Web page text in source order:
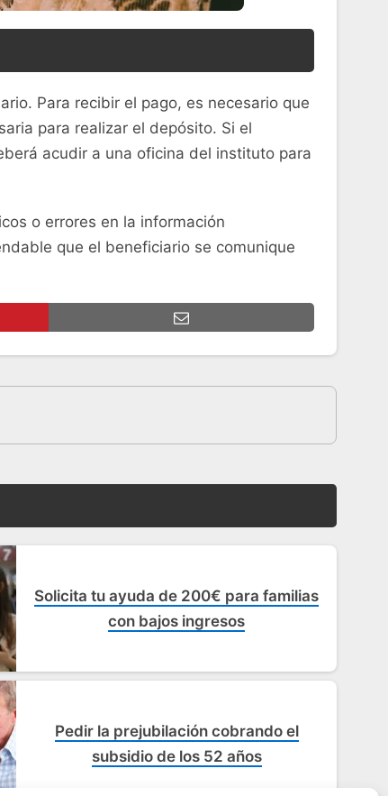
Para recibir el pago, es necesario que
para realizar el depósito. Si el
acudir a una oficina del instituto para
o errores en la información
que el beneficiario se comunique
Solicita tu ayuda de 200€ para familias
con bajos ingresos
Pedir la prejubilación cobrando el
subsidio de los 52 años